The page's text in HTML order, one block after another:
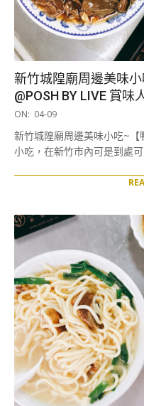
新竹城隍廟周邊美味小
@POSH BY LIVE 賞味
2019-
09
ON: 04-09
新竹城隍廟周邊美味小吃~
小吃，在新竹市內可是到處